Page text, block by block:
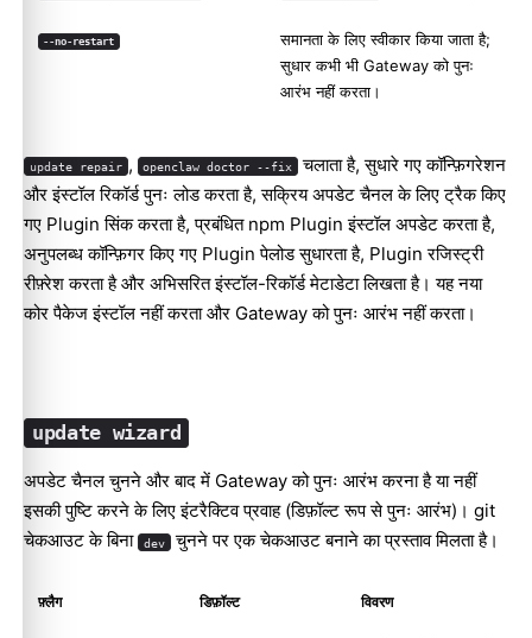
--no-restart
समानता के लिए स्वीकार किया जाता है;
सुधार कभी भी Gateway को पुनः
आरंभ नहीं करता।
update repair , openclaw doctor --fix
चलाता है, सुधारे गए कॉन्फ़िगरेशन
और इंस्टॉल रिकॉर्ड पुनः लोड करता है, सक्रिय अपडेट चैनल के लिए ट्रैक किए
गए Plugin सिंक करता है, प्रबंधित npm Plugin इंस्टॉल अपडेट करता है,
अनुपलब्ध कॉन्फ़िगर किए गए Plugin पेलोड सुधारता है, Plugin रजिस्ट्री
रीफ़्रेश करता है और अभिसरित इंस्टॉल-रिकॉर्ड मेटाडेटा लिखता है। यह नया
कोर पैकेज इंस्टॉल नहीं करता और Gateway को पुनः आरंभ नहीं करता।
update wizard
अपडेट चैनल चुनने और बाद में Gateway को पुनः आरंभ करना है या नहीं
इसकी पुष्टि करने के लिए इंटरैक्टिव प्रवाह (डिफ़ॉल्ट रूप से पुनः आरंभ)। git
चेकआउट के बिना
dev चुनने पर एक चेकआउट बनाने का प्रस्ताव मिलता है।
फ़्लैग डिफ़ॉल्ट विवरण